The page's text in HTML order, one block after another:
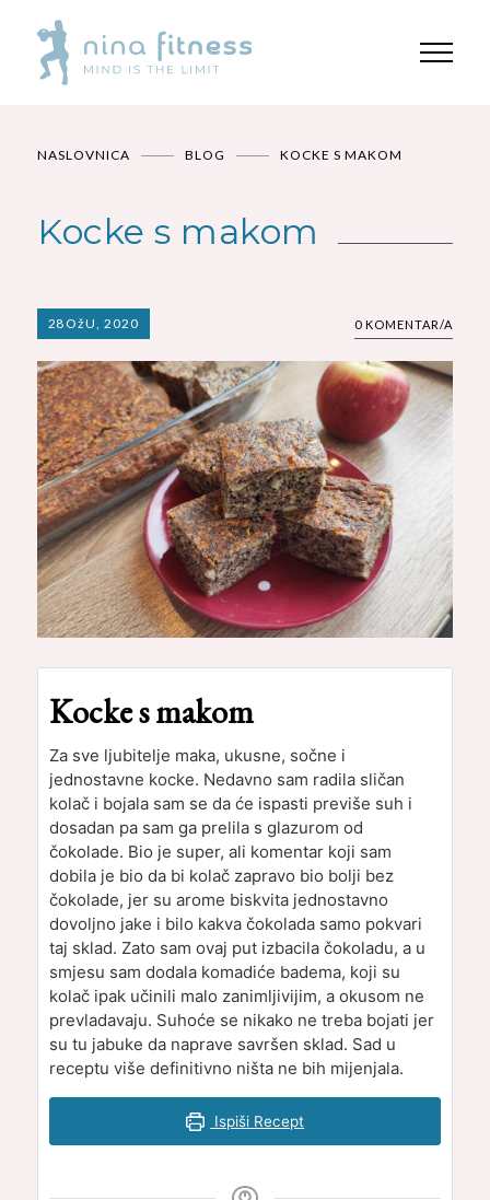
NASLOVNICA BLOG KOCKE S MAKOM
Kocke s makom
28 OžU, 2020 0 KOMENTAR/A
Kocke s makom
Za sve ljubitelje maka, ukusne, sočne i
jednostavne kocke. Nedavno sam radila sličan
kolač i bojala sam se da će ispasti previše suh i
dosadan pa sam ga prelila s glazurom od
čokolade. Bio je super, ali komentar koji sam
dobila je bio da bi kolač zapravo bio bolji bez
čokolade, jer su arome biskvita jednostavno
dovoljno jake i bilo kakva čokolada samo pokvari
taj sklad. Zato sam ovaj put izbacila čokoladu, a u
smjesu sam dodala komadiće badema, koji su
kolač ipak učinili malo zanimljivijim, a okusom ne
prevladavaju. Suhoće se nikako ne treba bojati jer
su tu jabuke da naprave savršen sklad. Sad u
receptu više definitivno ništa ne bih mijenjala.
Ispiši Recept